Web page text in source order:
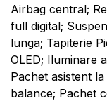
Airbag central;
full digital;
lunga; Tapiterie
OLED; Iluminare
Pachet asistent
balance; Pachet